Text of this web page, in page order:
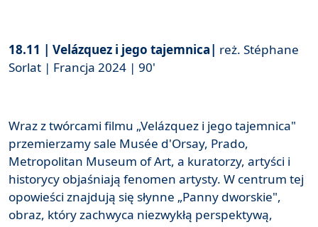
18.11 | Velázquez i jego tajemnica| reż. Stéphane
Sorlat | Francja 2024 | 90'
Wraz z twórcami filmu „Velázquez i jego tajemnica"
przemierzamy sale Musée d'Orsay, Prado,
Metropolitan Museum of Art, a kuratorzy, artyści i
historycy objaśniają fenomen artysty. W centrum tej
opowieści znajdują się słynne „Panny dworskie",
obraz, który zachwyca niezwykłą perspektywą,